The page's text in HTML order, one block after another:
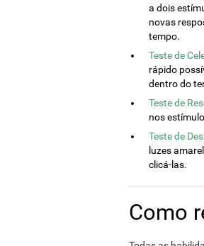
a dois
novas
tempo.
Teste de
rápido
dentro do
Teste de
nos
Teste de
luzes
clicá-las.
Como